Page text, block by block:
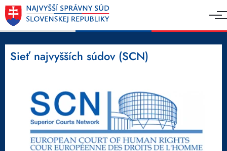
Sieť najvyšších súdov (SCN)